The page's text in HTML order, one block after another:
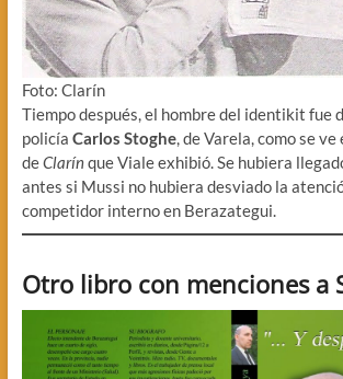
Foto: Clarín
Tiempo después, el hombre del identikit fue
policía Carlos Stoghe, de Varela, como se
deClarínque Viale exhibió. Se hubiera
antes si Mussi no hubiera desviado la
competidor interno en Berazategui.
Otro libro con menciones a